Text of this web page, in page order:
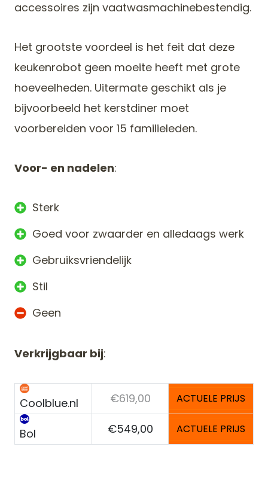
accessoires zijn vaatwasmachinebestendig.
Het grootste voordeel is het feit dat deze
keukenrobot geen moeite heeft met grote
hoeveelheden. Uitermate geschikt als je
bijvoorbeeld het kerstdiner moet
voorbereiden voor 15 familieleden.
Voor- en nadelen:
Sterk
Goed voor zwaarder en alledaags werk
Gebruiksvriendelijk
Stil
Geen
Verkrijgbaar bij:
Coolblue.nl €619,00 ACTUELE PRIJS
Bol €549,00 ACTUELE PRIJS